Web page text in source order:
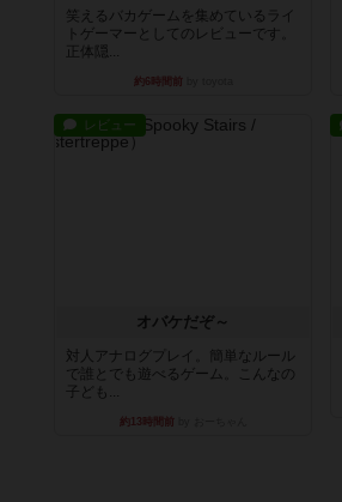
笑えるバカゲームを集めているライ
トゲーマーとしてのレビューです。
正体隠...
約6時間前
レビュー
オバケだぞ～
対人アナログプレイ。簡単なルール
で誰とでも遊べるゲーム。こんなの
子ども...
約13時間前